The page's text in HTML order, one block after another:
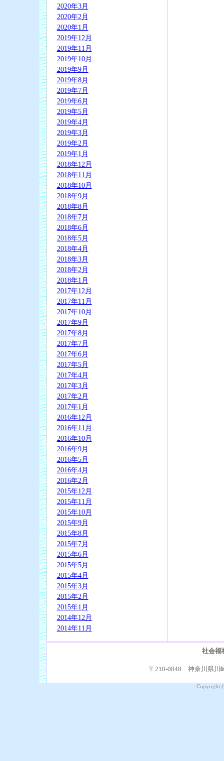
2020年3月
2020年2月
2020年1月
2019年12月
2019年11月
2019年10月
2019年9月
2019年8月
2019年7月
2019年6月
2019年5月
2019年4月
2019年3月
2019年2月
2019年1月
2018年12月
2018年11月
2018年10月
2018年9月
2018年8月
2018年7月
2018年6月
2018年5月
2018年4月
2018年3月
2018年2月
2018年1月
2017年12月
2017年11月
2017年10月
2017年9月
2017年8月
2017年7月
2017年6月
2017年5月
2017年4月
2017年3月
2017年2月
2017年1月
2016年12月
2016年11月
2016年10月
2016年9月
2016年5月
2016年4月
2016年2月
2015年12月
2015年11月
2015年10月
2015年9月
2015年8月
2015年7月
2015年6月
2015年5月
2015年4月
2015年3月
2015年2月
2015年1月
2014年12月
2014年11月
社会福
〒210-0848 神奈川県川
Copyright